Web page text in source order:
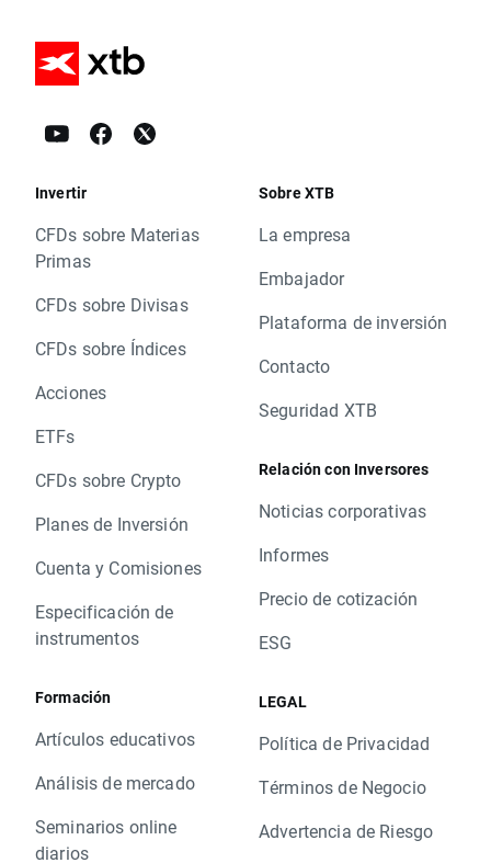
Invertir
CFDs sobre Materias
Primas
CFDs sobre Divisas
CFDs sobre Índices
Acciones
ETFs
CFDs sobre Crypto
Planes de Inversión
Cuenta y Comisiones
Especificación de
instrumentos
Formación
Artículos educativos
Análisis de mercado
Seminarios online
diarios
Sobre XTB
La empresa
Embajador
Plataforma de inversión
Contacto
Seguridad XTB
Relación con Inversores
Noticias corporativas
Informes
Precio de cotización
ESG
LEGAL
Política de Privacidad
Términos de Negocio
Advertencia de Riesgo